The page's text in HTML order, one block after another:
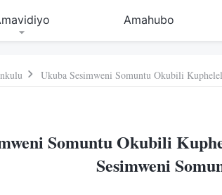
Amahubo
Ukuba Sesimweni Somuntu Okubili
Somuntu Okubili
Sesimweni